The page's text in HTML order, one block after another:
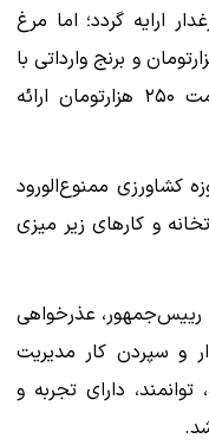
ارایه گردد؛ اما مرغ
۷۰ هزارتومانی به قیمت۳۰۰ هزارتومان و برنج وارداتی با
قیمت هرکیلوگرم ۵۰ هزارتومانی به قیمت ۲۵۰ هزارتومان ارائه‌
ممنوع‌الورود
و کارهای زیر میزی
رییس‌جمهور، عذرخواهی
و سپردن کار مدیریت
دارای تجربه و